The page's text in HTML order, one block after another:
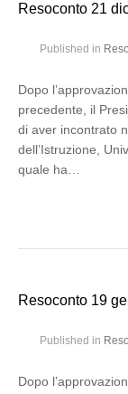
Resoconto 21
Published in
Dopo
precedente, il
di aver incontrato
dell’Istruzione,
quale ha…
Resoconto 19
Published in
Dopo